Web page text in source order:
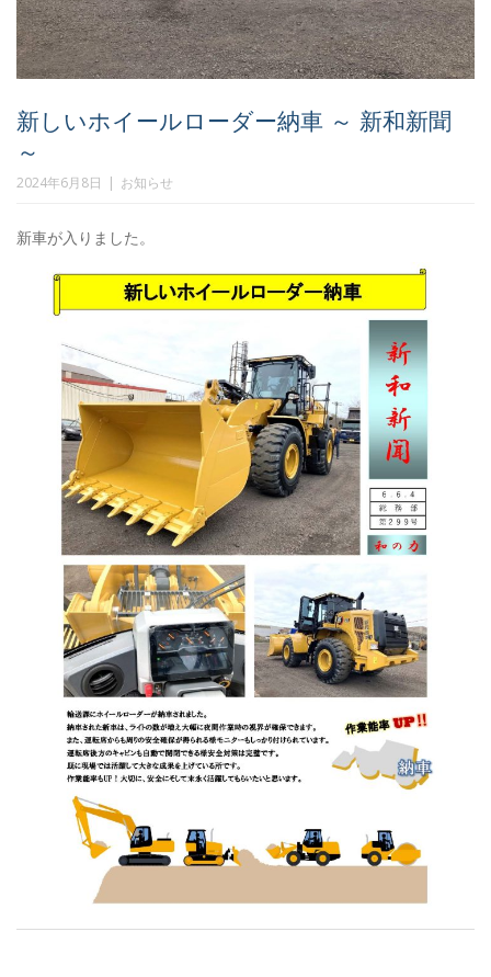
新しいホイールローダー納車 ～ 新和新聞
～
2024年6月8日 お知らせ
新車が入りました。